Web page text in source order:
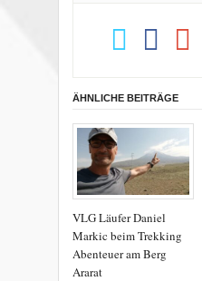
ÄHNLICHE BEITRÄGE
VLG Läufer Daniel
Markic beim Trekking
Abenteuer am Berg
Ararat